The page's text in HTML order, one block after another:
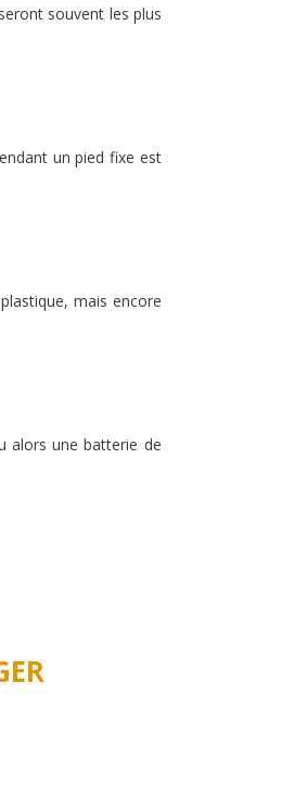
souvent les plus
un pied fixe est
mais encore
alors une batterie de